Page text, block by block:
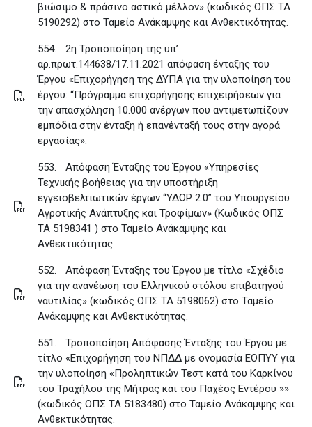
βιώσιμο & πράσινο αστικό μέλλον» (κωδικός ΟΠΣ ΤΑ
5190292) στο Ταμείο Ανάκαμψης και Ανθεκτικότητας.
554.
2η Τροποποίηση της υπ’
αρ.πρωτ.144638/17.11.2021 απόφαση ένταξης του
Έργου «Επιχορήγηση της ΔΥΠΑ για την υλοποίηση του
έργου: “Πρόγραμμα επιχορήγησης επιχειρήσεων για
την απασχόληση 10.000 ανέργων που αντιμετωπίζουν
εμπόδια στην ένταξη ή επανένταξή τους στην αγορά
εργασίας».
553.
Απόφαση Ένταξης του Έργου «Υπηρεσίες
Τεχνικής βοήθειας για την υποστήριξη
εγγειοβελτιωτικών έργων “ΥΔΩΡ 2.0” του Υπουργείου
Αγροτικής Ανάπτυξης και Τροφίμων» (Κωδικός ΟΠΣ
ΤΑ 5198341 ) στο Ταμείο Ανάκαμψης και
Ανθεκτικότητας.
552.
Απόφαση Ένταξης του Έργου με τίτλο «Σχέδιο
για την ανανέωση του Ελληνικού στόλου επιβατηγού
ναυτιλίας» (κωδικός ΟΠΣ ΤΑ 5198062) στο Ταμείο
Ανάκαμψης και Ανθεκτικότητας.
551.
Τροποποίηση Απόφασης Ένταξης του Έργου με
τίτλο «Επιχορήγηση του ΝΠΔΔ με ονομασία ΕΟΠΥΥ για
την υλοποίηση «Προληπτικών Τεστ κατά του Καρκίνου
του Τραχήλου της Μήτρας και του Παχέος Εντέρου »»
(κωδικός ΟΠΣ ΤΑ 5183480) στο Ταμείο Ανάκαμψης και
Ανθεκτικότητας.